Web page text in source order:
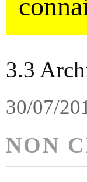
3.3
30/07/
NON